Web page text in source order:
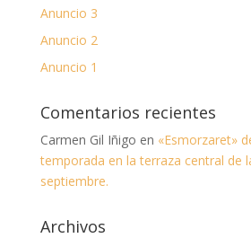
Anuncio 3
Anuncio 2
Anuncio 1
Comentarios recientes
Carmen Gil Iñigo en «Esmorzaret»
temporada en la terraza central de
septiembre.
Archivos